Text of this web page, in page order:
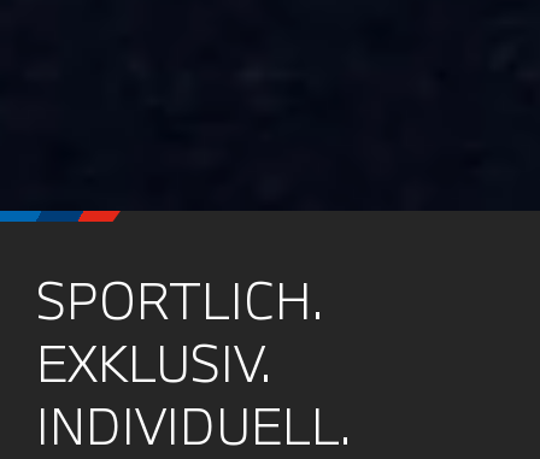
SPORTLICH.
EXKLUSIV.
INDIVIDUELL.